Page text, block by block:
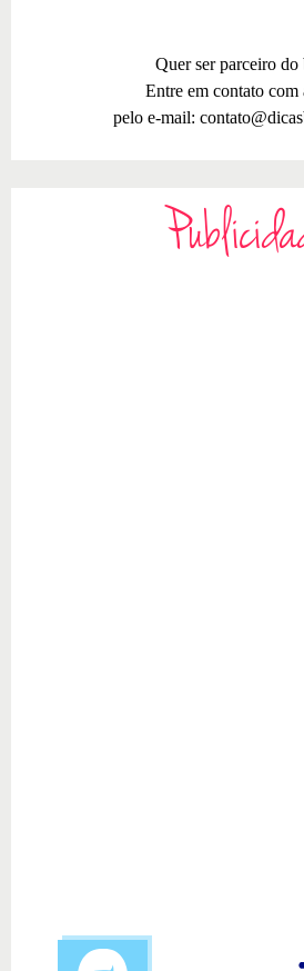
Quer ser parceiro do
Entre em contato com
pelo e-mail: